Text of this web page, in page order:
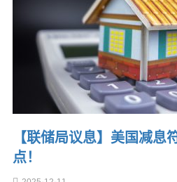
【联储局议息】美国减息
点！